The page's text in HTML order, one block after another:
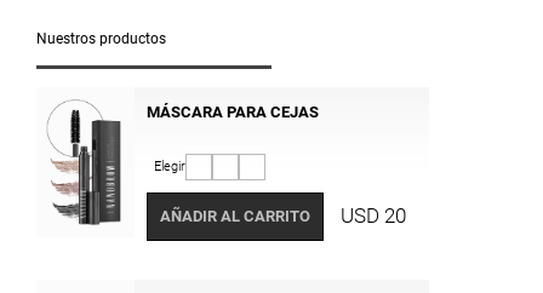
Nuestros productos
MÁSCARA PARA CEJAS
Elegir
AÑADIR AL CARRITO USD 20